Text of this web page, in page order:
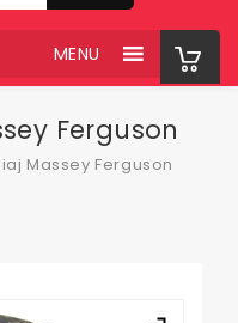
MENU
Ferguson
Massey Ferguson